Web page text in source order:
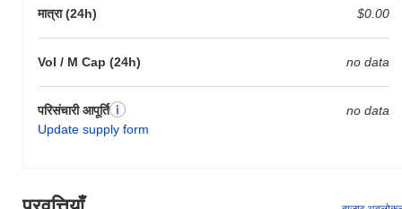
मात्रा (24h) $0.00
Vol / M Cap (24h) no data
परिसंचारी आपूर्ति
Update supply form
no data